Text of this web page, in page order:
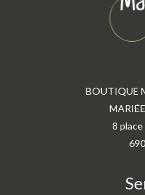
BOUTIQUE
8 place